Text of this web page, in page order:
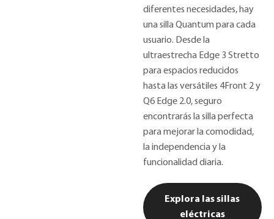
diferentes necesidades, hay
una silla Quantum para cada
usuario. Desde la
ultraestrecha Edge 3 Stretto
para espacios reducidos
hasta las versátiles 4Front 2 y
Q6 Edge 2.0, seguro
encontrarás la silla perfecta
para mejorar la comodidad,
la independencia y la
funcionalidad diaria.
Explora las sillas
eléctricas